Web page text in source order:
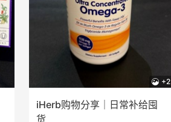
+2
iHerb购物分享｜日常补给囤
货